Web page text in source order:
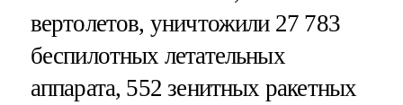
вертолетов, уничтожили 27 783
беспилотных летательных
аппарата, 552 зенитных ракетных